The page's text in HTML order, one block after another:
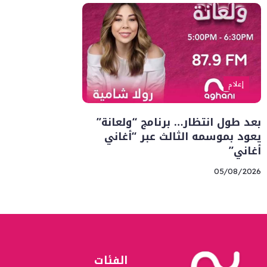
إعلام
بعد طول انتظار… برنامج “ولعانة”
يعود بموسمه الثالث عبر “أغاني
أغاني”
05/08/2026
الفئات